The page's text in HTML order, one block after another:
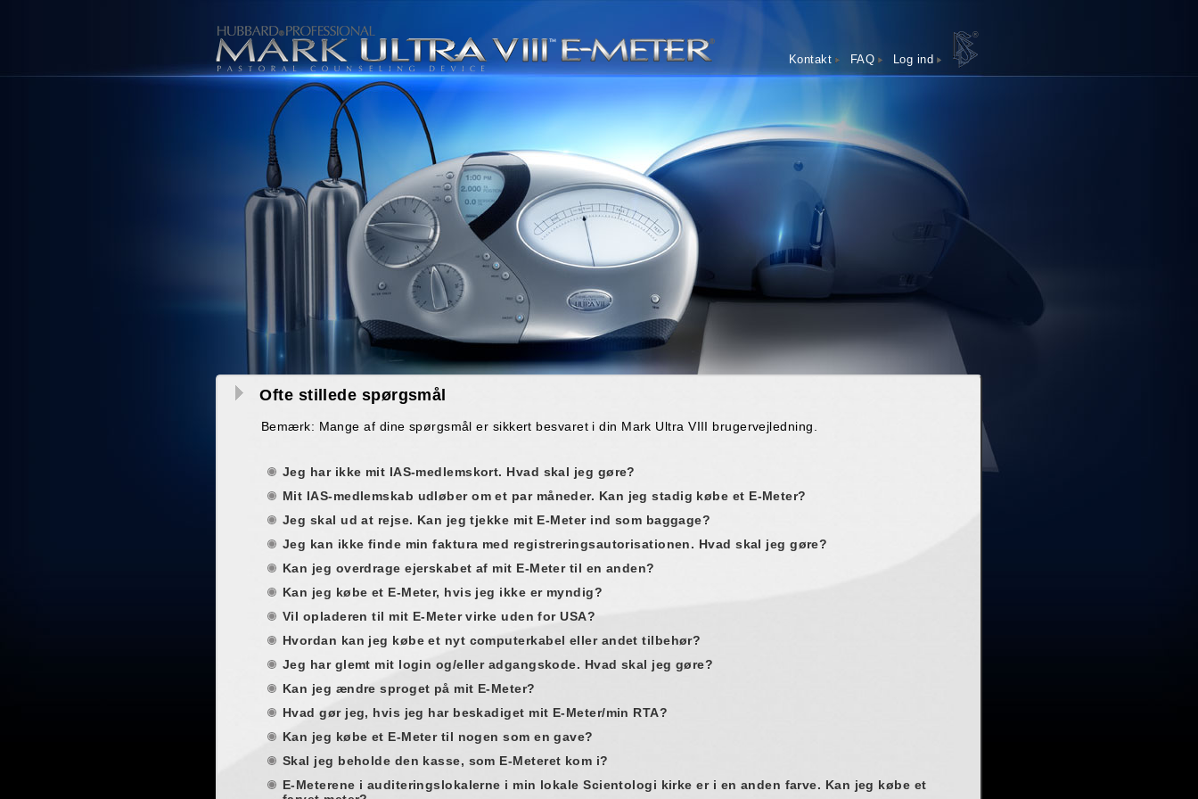
Kontakt FAQ Log ind
®
Ofte stillede spørgsmål
Bemærk: Mange af dine spørgsmål er sikkert besvaret i din Mark Ultra VIII brugervejledning.
Jeg har ikke mit IAS-medlemskort. Hvad skal jeg gøre?
Mit IAS-medlemskab udløber om et par måneder. Kan jeg stadig købe et E-Meter?
Jeg skal ud at rejse. Kan jeg tjekke mit E-Meter ind som baggage?
Jeg kan ikke finde min faktura med registreringsautorisationen. Hvad skal jeg gøre?
Kan jeg overdrage ejerskabet af mit E-Meter til en anden?
Kan jeg købe et E-Meter, hvis jeg ikke er myndig?
Vil opladeren til mit E-Meter virke uden for USA?
Hvordan kan jeg købe et nyt computerkabel eller andet tilbehør?
Jeg har glemt mit login og/eller adgangskode. Hvad skal jeg gøre?
Kan jeg ændre sproget på mit E-Meter?
Hvad gør jeg, hvis jeg har beskadiget mit E-Meter/min RTA?
Kan jeg købe et E-Meter til nogen som en gave?
Skal jeg beholde den kasse, som E-Meteret kom i?
E-Meterene i auditeringslokalerne i min lokale Scientologi kirke er i en anden farve. Kan jeg købe et